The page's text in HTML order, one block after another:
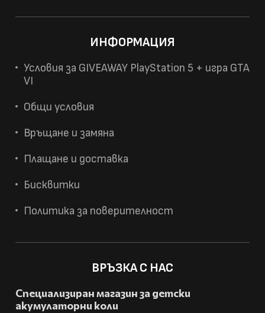
ИНФОРМАЦИЯ
Условия за GIVEAWAY PlayStation 5 + игра GTA
VI
Общи условия
Връщане и замяна
Плащане и доставка
Бисквитки
Политика за поверителност
ВРЪЗКА С НАС
Специализиран магазин за детски
акумулаторни коли